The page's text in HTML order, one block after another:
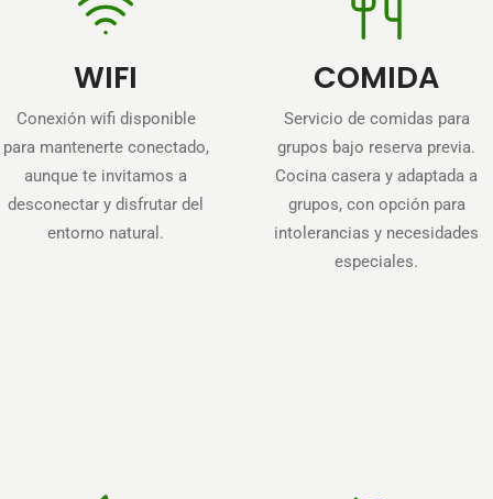
WIFI
Conexión wifi disponible
para mantenerte conectado,
aunque te invitamos a
desconectar y disfrutar del
entorno natural.
COMIDA
Servicio de comidas para
grupos bajo reserva previa.
Cocina casera y adaptada a
grupos, con opción para
intolerancias y necesidades
especiales.